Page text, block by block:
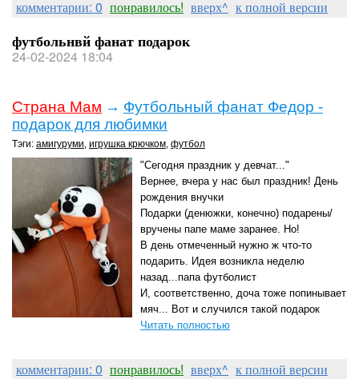
комментарии: 0 понравилось! вверх^ к полной версии
футбольнвй фанат подарок
24-02-2024 18:04
Страна Мам → Футбольный фанат Федор -
подарок для любимки
Тэги: амигуруми, игрушка крючком, футбол
"Сегодня праздник у девчат..."
Вернее, вчера у нас был праздник! День
рождения внучки
Подарки (денюжки, конечно) подарены/
вручены папе маме заранее. Но!
В день отмеченный нужно ж что-то
подарить. Идея возникла неделю
назад...папа футболист
И, соответственно, доча тоже попинывает
мяч... Вот и случился такой подарок
Читать полностью
комментарии: 0 понравилось! вверх^ к полной версии